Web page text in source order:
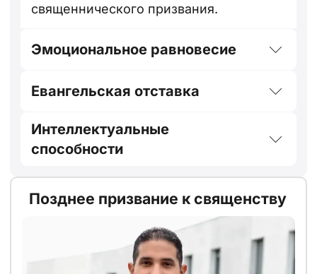
священнического призвания.
Эмоциональное равновесие
Евангельская отставка
Интеллектуальные
способности
Позднее призвание к священству